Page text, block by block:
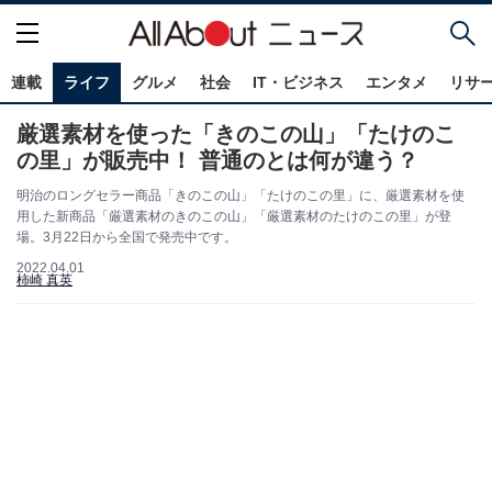
連載 ライフ グルメ 社会 IT・ビジネス エンタメ リサ
厳選素材を使った「きのこの山」「たけのこ
の里」が販売中！ 普通のとは何が違う？
明治のロングセラー商品「きのこの山」「たけのこの里」に、厳選素材を使
用した新商品「厳選素材のきのこの山」「厳選素材のたけのこの里」が登
場。3月22日から全国で発売中です。
2022.04.01
柿崎 真英